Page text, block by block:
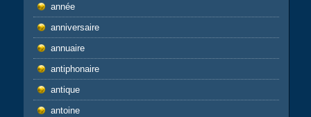
année
anniversaire
annuaire
antiphonaire
antique
antoine